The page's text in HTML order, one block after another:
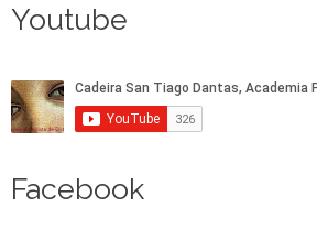
Youtube
Facebook